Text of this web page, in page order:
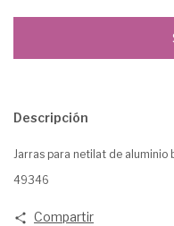
Descripción
Jarras para netilat de aluminio
49346
Compartir